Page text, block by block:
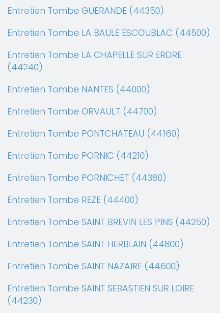
Entretien Tombe GUERANDE (44350)
Entretien Tombe LA BAULE ESCOUBLAC (44500)
Entretien Tombe LA CHAPELLE SUR ERDRE
(44240)
Entretien Tombe NANTES (44000)
Entretien Tombe ORVAULT (44700)
Entretien Tombe PONTCHATEAU (44160)
Entretien Tombe PORNIC (44210)
Entretien Tombe PORNICHET (44380)
Entretien Tombe REZE (44400)
Entretien Tombe SAINT BREVIN LES PINS (44250)
Entretien Tombe SAINT HERBLAIN (44800)
Entretien Tombe SAINT NAZAIRE (44600)
Entretien Tombe SAINT SEBASTIEN SUR LOIRE
(44230)